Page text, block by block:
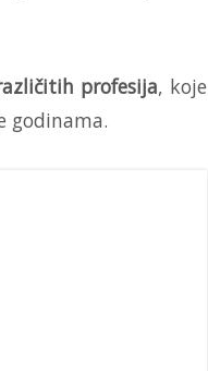
profesija, koje
godinama.